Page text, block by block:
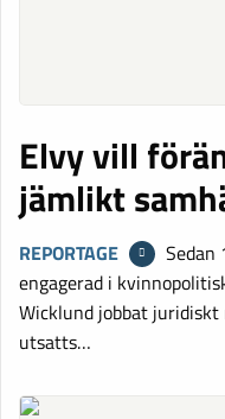
Elvy vill
jämlikt
REPORTAGE
Sedan
engagerad i
Wicklund jobbat
utsatts…